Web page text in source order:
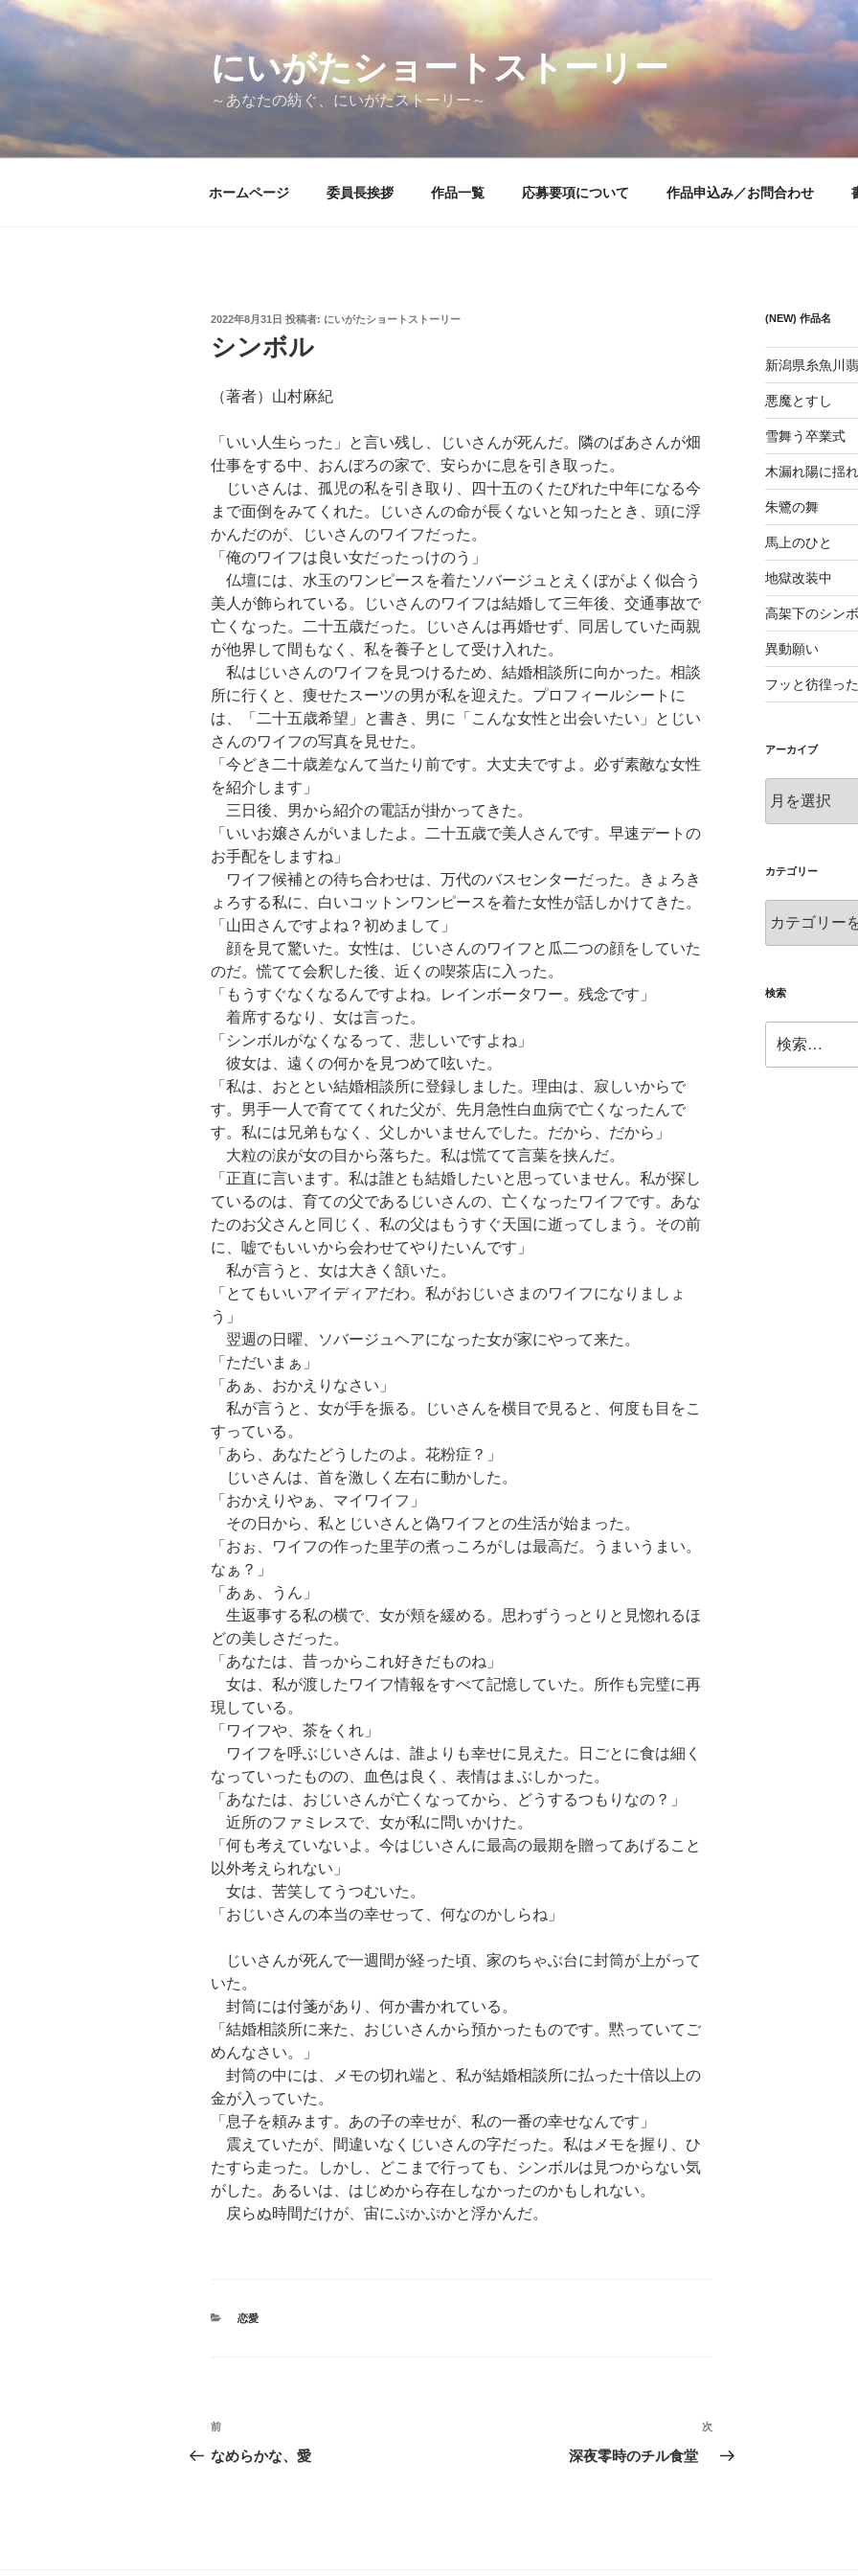
コ
テ
ス
にいがたショートストーリー
～あなたの紡ぐ、にいがたストーリー～
ホームページ 委員長挨拶 作品一覧 応募要項について 作品申込み／お問合わせ
投
日:
2022年8月31日 投稿者: にいがたショートストーリー
シンボル
（著者）山村麻紀
「いい人生らった」と言い残し、じいさんが死んだ。隣のばあさんが畑
仕事をする中、おんぼろの家で、安らかに息を引き取った。
じいさんは、孤児の私を引き取り、四十五のくたびれた中年になる今
まで面倒をみてくれた。じいさんの命が長くないと知ったとき、頭に浮
かんだのが、じいさんのワイフだった。
「俺のワイフは良い女だったっけのう」
仏壇には、水玉のワンピースを着たソバージュとえくぼがよく似合う
美人が飾られている。じいさんのワイフは結婚して三年後、交通事故で
亡くなった。二十五歳だった。じいさんは再婚せず、同居していた両親
が他界して間もなく、私を養子として受け入れた。
私はじいさんのワイフを見つけるため、結婚相談所に向かった。相談
所に行くと、痩せたスーツの男が私を迎えた。プロフィールシートに
は、「二十五歳希望」と書き、男に「こんな女性と出会いたい」とじい
さんのワイフの写真を見せた。
「今どき二十歳差なんて当たり前です。大丈夫ですよ。必ず素敵な女性
を紹介します」
三日後、男から紹介の電話が掛かってきた。
「いいお嬢さんがいましたよ。二十五歳で美人さんです。早速デートの
お手配をしますね」
ワイフ候補との待ち合わせは、万代のバスセンターだった。きょろき
ょろする私に、白いコットンワンピースを着た女性が話しかけてきた。
「山田さんですよね？初めまして」
顔を見て驚いた。女性は、じいさんのワイフと瓜二つの顔をしていた
のだ。慌てて会釈した後、近くの喫茶店に入った。
「もうすぐなくなるんですよね。レインボータワー。残念です」
着席するなり、女は言った。
「シンボルがなくなるって、悲しいですよね」
彼女は、遠くの何かを見つめて呟いた。
「私は、おととい結婚相談所に登録しました。理由は、寂しいからで
す。男手一人で育ててくれた父が、先月急性白血病で亡くなったんで
す。私には兄弟もなく、父しかいませんでした。だから、だから」
大粒の涙が女の目から落ちた。私は慌てて言葉を挟んだ。
「正直に言います。私は誰とも結婚したいと思っていません。私が探し
ているのは、育ての父であるじいさんの、亡くなったワイフです。あな
たのお父さんと同じく、私の父はもうすぐ天国に逝ってしまう。その前
に、嘘でもいいから会わせてやりたいんです」
私が言うと、女は大きく頷いた。
「とてもいいアイディアだわ。私がおじいさまのワイフになりましょ
う」
翌週の日曜、ソバージュヘアになった女が家にやって来た。
「ただいまぁ」
「あぁ、おかえりなさい」
私が言うと、女が手を振る。じいさんを横目で見ると、何度も目をこ
すっている。
「あら、あなたどうしたのよ。花粉症？」
じいさんは、首を激しく左右に動かした。
「おかえりやぁ、マイワイフ」
その日から、私とじいさんと偽ワイフとの生活が始まった。
「おぉ、ワイフの作った里芋の煮っころがしは最高だ。うまいうまい。
なぁ？」
「あぁ、うん」
生返事する私の横で、女が頬を緩める。思わずうっとりと見惚れるほ
どの美しさだった。
「あなたは、昔っからこれ好きだものね」
女は、私が渡したワイフ情報をすべて記憶していた。所作も完璧に再
現している。
「ワイフや、茶をくれ」
ワイフを呼ぶじいさんは、誰よりも幸せに見えた。日ごとに食は細く
なっていったものの、血色は良く、表情はまぶしかった。
「あなたは、おじいさんが亡くなってから、どうするつもりなの？」
近所のファミレスで、女が私に問いかけた。
「何も考えていないよ。今はじいさんに最高の最期を贈ってあげること
以外考えられない」
女は、苦笑してうつむいた。
「おじいさんの本当の幸せって、何なのかしらね」
じいさんが死んで一週間が経った頃、家のちゃぶ台に封筒が上がって
いた。
封筒には付箋があり、何か書かれている。
「結婚相談所に来た、おじいさんから預かったものです。黙っていてご
めんなさい。」
封筒の中には、メモの切れ端と、私が結婚相談所に払った十倍以上の
金が入っていた。
「息子を頼みます。あの子の幸せが、私の一番の幸せなんです」
震えていたが、間違いなくじいさんの字だった。私はメモを握り、ひ
たすら走った。しかし、どこまで行っても、シンボルは見つからない気
がした。あるいは、はじめから存在しなかったのかもしれない。
戻らぬ時間だけが、宙にぷかぷかと浮かんだ。
カ
恋愛
投
稿
前
の
前
なめらかな、愛
次
の
次
深夜零時のチル食堂
(NEW) 作品名
新潟県糸魚川
悪魔とすし
雪舞う卒業式
木漏れ陽に揺
朱鷺の舞
馬上のひと
地獄改装中
高架下のシン
異動願い
フッと彷徨っ
アーカイブ
ー
ブ
カテゴリー
テ
ー
検索
索: